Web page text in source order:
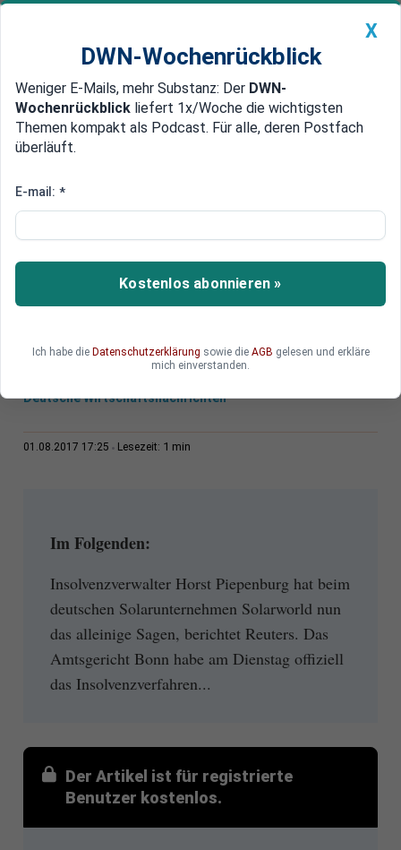
Newsticker MEIN DWN: Geldanlage Premium
Edelmetalle DWN-Magazin China
Aktionäre gehen leer aus
Insolvenz-Verfahren bei
Solarworld eröffnet
Das Insolvenzverfahren des einst führenden
Deutsche Wirtschaftsnachrichten
01.08.2017 17:25 Lesezeit: 1 min
Im Folgenden:
Insolvenzverwalter Horst Piepenburg hat beim
deutschen Solarunternehmen Solarworld nun
das alleinige Sagen, berichtet Reuters. Das
Amtsgericht Bonn habe am Dienstag offiziell
das Insolvenzverfahren...
Der Artikel ist für registrierte
Benutzer kostenlos.
X
DWN-Wochenrückblick
Weniger E-Mails, mehr Substanz: Der DWN-
Wochenrückblick liefert 1x/Woche die wichtigsten
Themen kompakt als Podcast. Für alle, deren Postfach
überläuft.
E-mail: *
Kostenlos abonnieren »
Ich habe die Datenschutzerklärung sowie die AGB gelesen und erkläre
mich einverstanden.